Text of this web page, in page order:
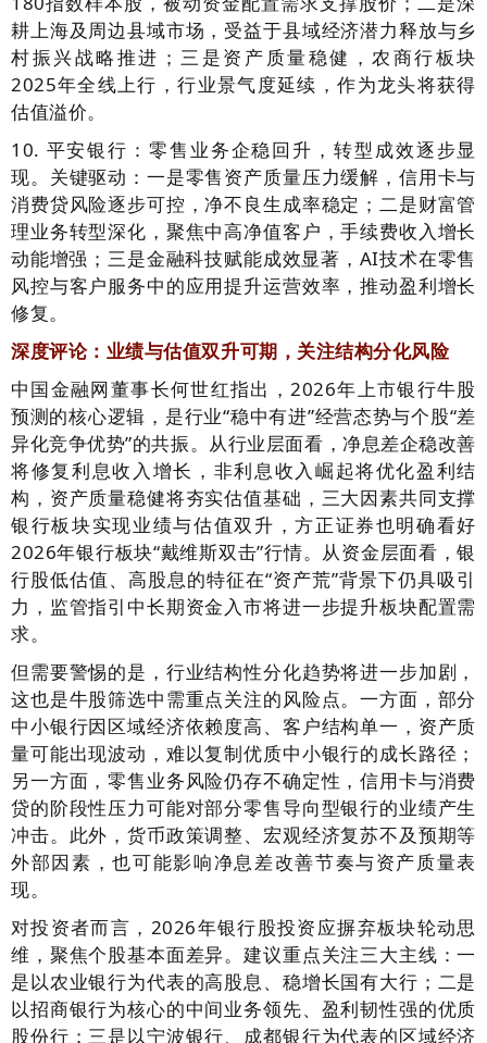
耕上海及周边县域市场，受益于县域经济潜力释放与乡
村振兴战略推进；三是资产质量稳健，农商行板块
2025年全线上行，行业景气度延续，作为龙头将获得
估值溢价。
10. 平安银行：零售业务企稳回升，转型成效逐步显
现。关键驱动：一是零售资产质量压力缓解，信用卡与
消费贷风险逐步可控，净不良生成率稳定；二是财富管
理业务转型深化，聚焦中高净值客户，手续费收入增长
动能增强；三是金融科技赋能成效显著，AI技术在零售
风控与客户服务中的应用提升运营效率，推动盈利增长
修复。
深度评论：业绩与估值双升可期，关注结构分化风险
中国金融网董事长何世红指出，2026年上市银行牛股
预测的核心逻辑，是行业“稳中有进”经营态势与个股“差
异化竞争优势”的共振。从行业层面看，净息差企稳改善
将修复利息收入增长，非利息收入崛起将优化盈利结
构，资产质量稳健将夯实估值基础，三大因素共同支撑
银行板块实现业绩与估值双升，方正证券也明确看好
2026年银行板块“戴维斯双击”行情。从资金层面看，银
行股低估值、高股息的特征在“资产荒”背景下仍具吸引
力，监管指引中长期资金入市将进一步提升板块配置需
求。
但需要警惕的是，行业结构性分化趋势将进一步加剧，
这也是牛股筛选中需重点关注的风险点。一方面，部分
中小银行因区域经济依赖度高、客户结构单一，资产质
量可能出现波动，难以复制优质中小银行的成长路径；
另一方面，零售业务风险仍存不确定性，信用卡与消费
贷的阶段性压力可能对部分零售导向型银行的业绩产生
冲击。此外，货币政策调整、宏观经济复苏不及预期等
外部因素，也可能影响净息差改善节奏与资产质量表
现。
对投资者而言，2026年银行股投资应摒弃板块轮动思
维，聚焦个股基本面差异。建议重点关注三大主线：一
是以农业银行为代表的高股息、稳增长国有大行；二是
以招商银行为核心的中间业务领先、盈利韧性强的优质
股份行；三是以宁波银行、成都银行为代表的区域经济